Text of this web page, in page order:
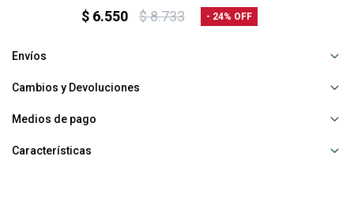
$ 6.550 $8.733 24
Envíos
Cambios y Devoluciones
Medios de pago
Características